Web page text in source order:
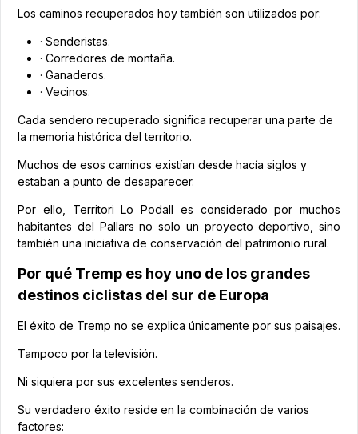
Los caminos recuperados hoy también son utilizados por:
· Senderistas.
· Corredores de montaña.
· Ganaderos.
· Vecinos.
Cada sendero recuperado significa recuperar una parte de
la memoria histórica del territorio.
Muchos de esos caminos existían desde hacía siglos y
estaban a punto de desaparecer.
Por ello, Territori Lo Podall es considerado por muchos
habitantes del Pallars no solo un proyecto deportivo, sino
también una iniciativa de conservación del patrimonio rural.
Por qué Tremp es hoy uno de los grandes
destinos ciclistas del sur de Europa
El éxito de Tremp no se explica únicamente por sus paisajes.
Tampoco por la televisión.
Ni siquiera por sus excelentes senderos.
Su verdadero éxito reside en la combinación de varios
factores: